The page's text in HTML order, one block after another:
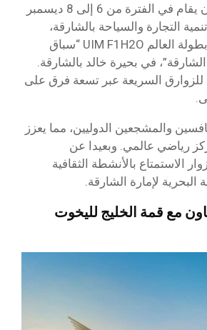
والذي من المقرر أن يقام في الفترة من 6 إلى 8 ديسمبر
تنمية التجارة والسياحة بالشارقة،
الجولة الأخيرة من بطولة العالم UIM F1H2O “سباق
في بحيرة خالد بالشارقة.
19 سائقا للزوارق السريعة عبر تسعة فرق على
والمشجعين الدوليين، مما يعزز
رياضي عالمي. وبعيدا عن
الاستمتاع بالأنشطة الثقافية
البحرية لإمارة الشارقة.
مع قمة الخليج لليخوت